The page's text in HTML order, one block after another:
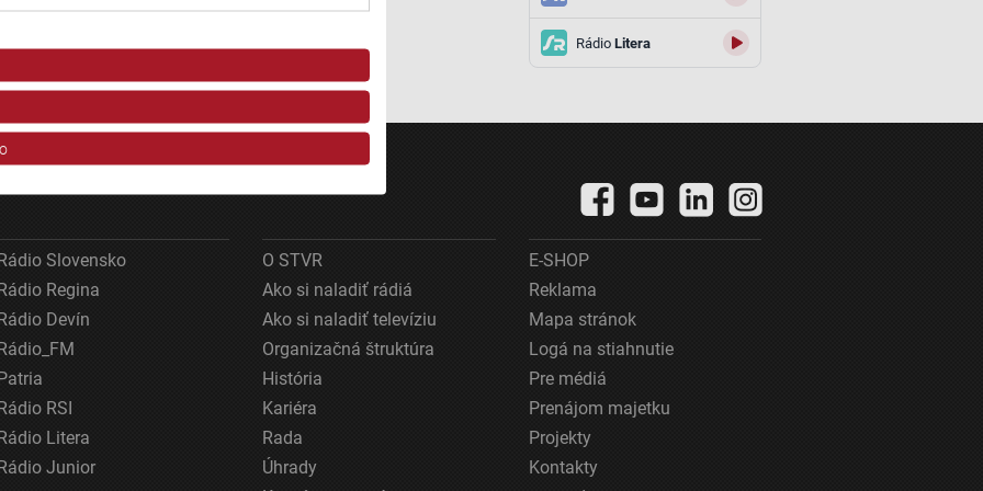
z rôznych zdrojov
RádioLitera
Slovensko
Regina
Devín
RSI
Litera
Junior
O STVR
Ako si naladiť rádiá
Ako si naladiť televíziu
Organizačná štruktúra
História
Kariéra
Rada
Úhrady
E-SHOP
Reklama
Mapa stránok
Logá na stiahnutie
Pre médiá
Prenájom majetku
Projekty
Kontakty